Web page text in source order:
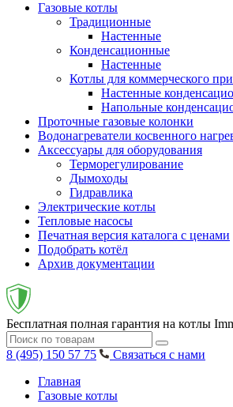
Газовые котлы
Традиционные
Настенные
Конденсационные
Настенные
Котлы для коммерческого
Настенные
Напольные
Проточные газовые колонки
Водонагреватели косвенного
Аксессуары для оборудования
Терморегулирование
Дымоходы
Гидравлика
Электрические котлы
Тепловые насосы
Печатная версия каталога с ценами
Подобрать котёл
Архив документации
Бесплатная полная гарантия на котлы
8 (495) 150 57 75
Связаться с нами
Главная
Газовые котлы